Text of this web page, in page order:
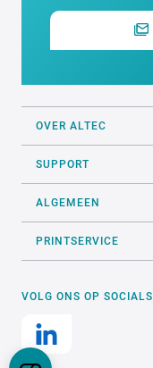
OVER ALTEC
SUPPORT
ALGEMEEN
PRINTSERVICE
VOLG ONS OP SOCIALS